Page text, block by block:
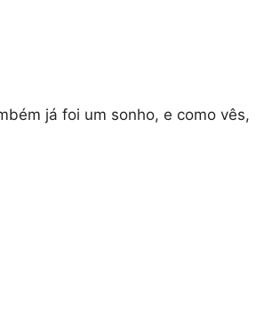
já foi um sonho, e como vês,